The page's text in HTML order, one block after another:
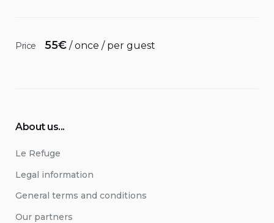
Price 55€/ once / per guest
About us...
Le Refuge
Legal information
General terms and conditions
Our partners